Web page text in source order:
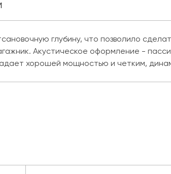
глубину, что позволило
Акустическое оформление -
хорошей мощностью и четким,